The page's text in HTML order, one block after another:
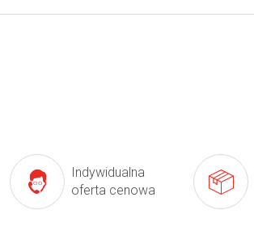
Indywidualna
oferta cenowa